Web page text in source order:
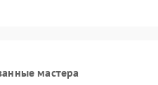
мастера